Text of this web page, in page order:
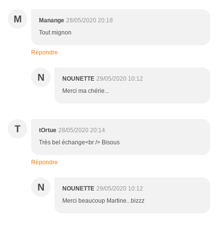
M Manange 28/05/2020 20:18
Tout mignon
Répondre
N NOUNETTE 29/05/2020 10:12
Merci ma chérie...
T tOrtue 28/05/2020 20:14
Très bel échange<br /> Bisous
Répondre
N NOUNETTE 29/05/2020 10:12
Merci beaucoup Martine...bizzz